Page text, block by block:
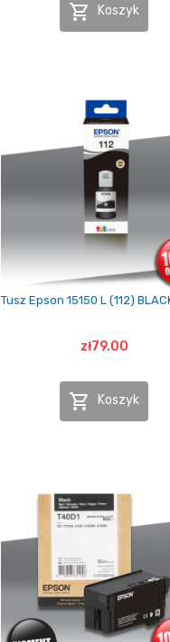
 Koszyk
Tusz Epson 15150 L (112)
zł79.00
 Koszyk